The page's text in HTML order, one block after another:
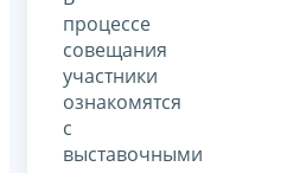
процессе
совещания
участники
ознакомятся
с
выставочными